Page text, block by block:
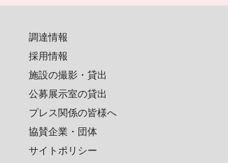
調達情報
採用情報
施設の撮影・貸出
公募展示室の貸出
プレス関係の皆様へ
協賛企業・団体
サイトポリシー